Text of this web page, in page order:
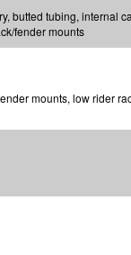
butted tubing, internal
fender mounts
mounts, low rider